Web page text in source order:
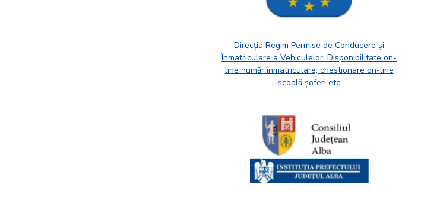
Direcția Regim Permise de Conducere și
Înmatriculare a Vehiculelor. Disponibilitate on-
line număr înmatriculare, chestionare on-line
școală șoferi etc